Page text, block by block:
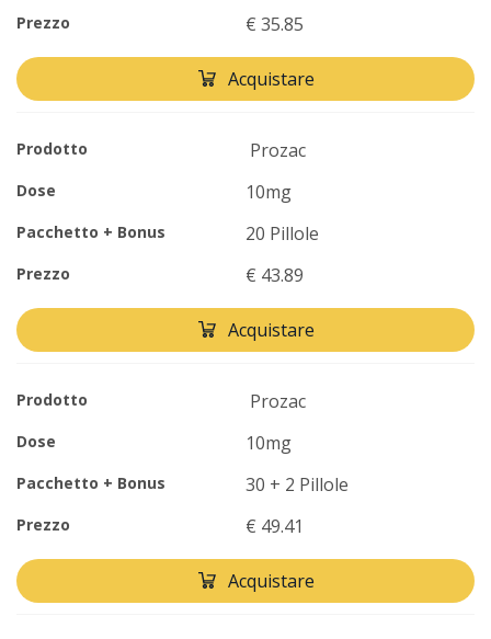
Prezzo € 35.85
Acquistare
Prodotto Prozac
Dose 10mg
Pacchetto + Bonus 20 Pillole
Prezzo € 43.89
Acquistare
Prodotto Prozac
Dose 10mg
Pacchetto + Bonus 30 + 2 Pillole
Prezzo € 49.41
Acquistare